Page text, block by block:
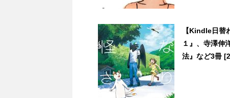
【Kindle日替
１』、寺澤伸
法』など3冊